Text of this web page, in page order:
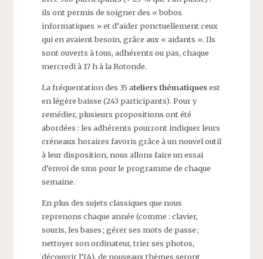
ils ont permis de soigner des « bobos
informatiques » et d’aider ponctuellement ceux
qui en avaient besoin, grâce aux « aidants ». Ils
sont ouverts à tous, adhérents ou pas, chaque
mercredi à 17 h à la Rotonde.
La fréquentation des 35 ateliers thématiquesest
en légère baisse (243 participants). Pour y
remédier, plusieurs propositions ont été
abordées : les adhérents pourront indiquer leurs
créneaux horaires favoris grâce à un nouvel outil
à leur disposition, nous allons faire un essai
d’envoi de sms pour le programme de chaque
semaine.
En plus des sujets classiques que nous
reprenons chaque année (comme : clavier,
souris, les bases ; gérer ses mots de passe ;
nettoyer son ordinateur, trier ses photos,
découvrir l’IA), de nouveaux thèmes seront